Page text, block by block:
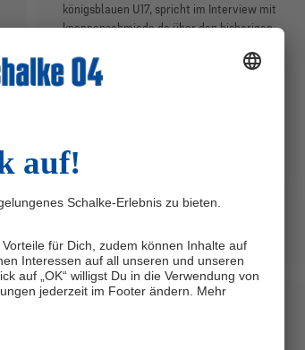
königsblauen U17, spricht im Interview mit
knappenschmiede.de über den bisherigen
und richtet seinen Blick auf das morgige
(26.04., 11 Uhr) Achtelfinale im